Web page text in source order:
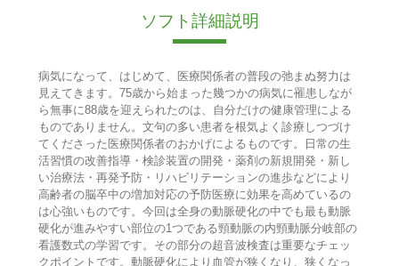
ソフト詳細説明
病気になって、はじめて、医療関係者の普段の弛まぬ努力は
見えてきます。75歳から始まった幾つかの病気に罹患しなが
ら無事に88歳を迎えられたのは、自分だけの健康管理による
ものでありません。文句の多い患者を根気よく診療しつづけ
てくださった医療関係者のおかげによるものです。日常の生
活習慣の改善指導・検診装置の開発・薬剤の新規開発・新し
い治療法・再発予防・リハビリテーションの進歩などにより
高齢者の脳卒中の増加対応の予防医療に効果を高めているの
は心強いものです。今回は全身の動脈硬化の中でも最も動脈
硬化が進みやすい部位の1つである頸動脈の内頸動脈分岐部の
看護数式の学習です。その部分の超音波検査は重要なチェッ
クポイントです。動脈硬化により血管が狭くなり、狭くなっ